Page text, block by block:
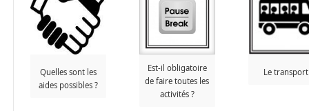
Quelles sont les
aides possibles ?
Est-il obligatoire
de faire toutes les
activités ?
Le transport